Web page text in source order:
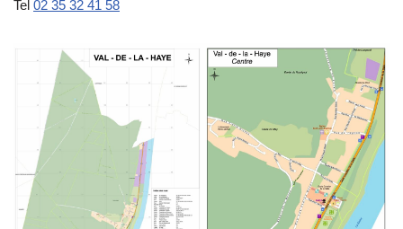
Tel 02 35 32 41 58